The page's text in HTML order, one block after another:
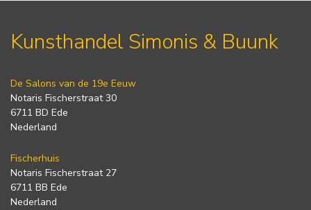
Kunsthandel Simonis & Buunk
De Salons van de 19e Eeuw
Notaris Fischerstraat 30
6711 BD Ede
Nederland
Fischerhuis
Notaris Fischerstraat 27
6711 BB Ede
Nederland